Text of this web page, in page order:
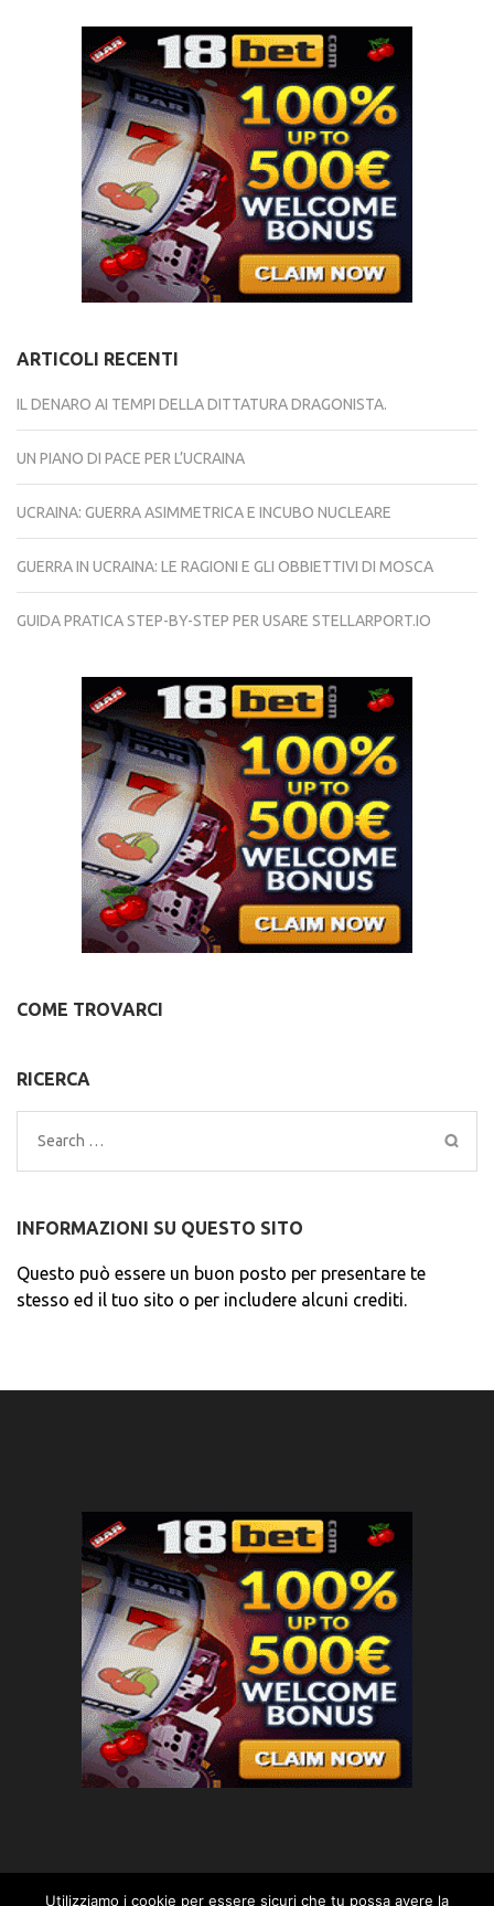
ARTICOLI RECENTI
IL DENARO AI TEMPI DELLA DITTATURA DRAGONISTA.
UN PIANO DI PACE PER L’UCRAINA
UCRAINA: GUERRA ASIMMETRICA E INCUBO NUCLEARE
GUERRA IN UCRAINA: LE RAGIONI E GLI OBBIETTIVI DI MOSCA
GUIDA PRATICA STEP-BY-STEP PER USARE STELLARPORT.IO
COME TROVARCI
RICERCA
Search
for:
INFORMAZIONI SU QUESTO SITO
Questo può essere un buon posto per presentare te
stesso ed il tuo sito o per includere alcuni crediti.
Utilizziamo i cookie per essere sicuri che tu possa avere la